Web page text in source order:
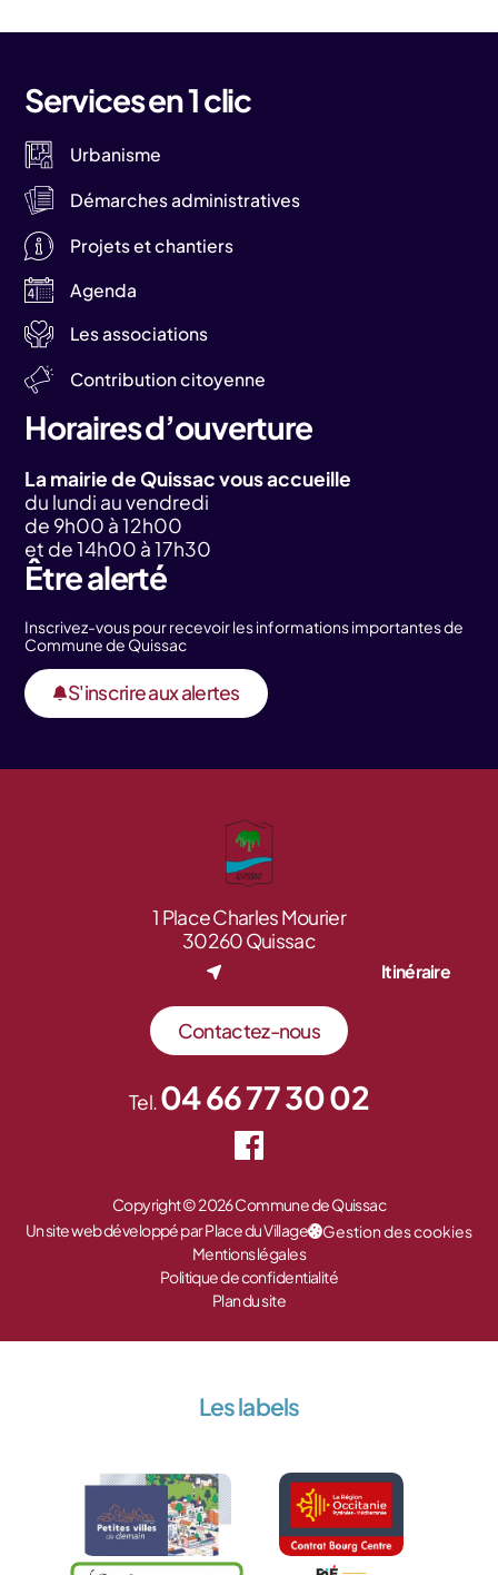
Services en 1 clic
Urbanisme
Démarches administratives
Projets et chantiers
Agenda
Les associations
Contribution citoyenne
Horaires d’ouverture
La mairie de Quissac vous accueille
du lundi au vendredi
de 9h00 à 12h00
et de 14h00 à 17h30
Être alerté
Inscrivez-vous pour recevoir les informations importantes de
Commune de Quissac
S'inscrire aux alertes
1 Place Charles Mourier
30260 Quissac
Itinéraire
Contactez-nous
Tel.04 66 77 30 02
Copyright © 2026 Commune de Quissac
Un site web développé par Place du Village
Gestion des cookies
Mentions légales
Politique de confidentialité
Plan du site
Les labels